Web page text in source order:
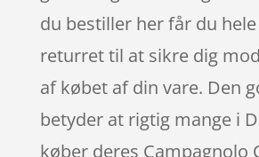
du bestiller her får du hele
returret til at sikre dig
af købet af din vare. Den
betyder at rigtig mange i
køber deres Campagnolo